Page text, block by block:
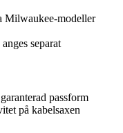
Milwaukee-modeller
separat
passform
på kabelsaxen